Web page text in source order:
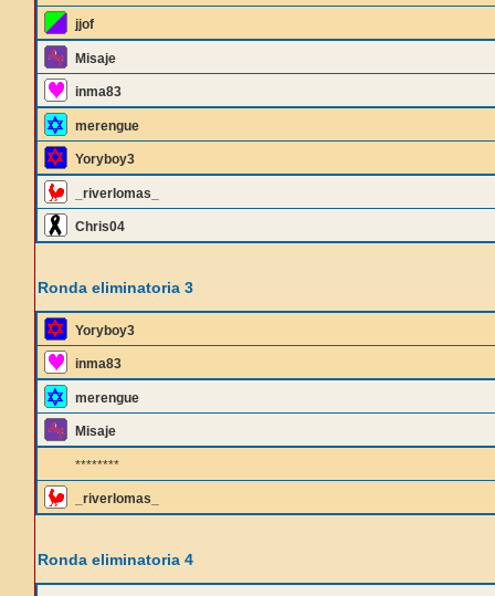
jjof
Misaje
inma83
merengue
Yoryboy3
_riverlomas_
Chris04
Ronda eliminatoria 3
Yoryboy3
inma83
merengue
Misaje
********
_riverlomas_
Ronda eliminatoria 4